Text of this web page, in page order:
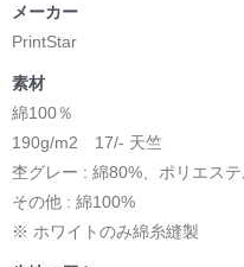
メーカー
PrintStar
素材
綿100％
190g/m2 17/- 天竺
杢グレー : 綿80%、ポリエス
その他 : 綿100%
※ ホワイトのみ綿糸縫製